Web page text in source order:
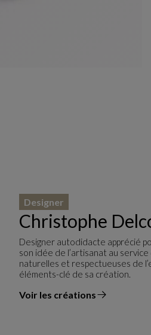
Christophe
Designer
Designer autodidacte apprécié
son idée de l’artisanat au
naturelles et respectueuses de
éléments-clé de sa création.
Voir les créations
du designer